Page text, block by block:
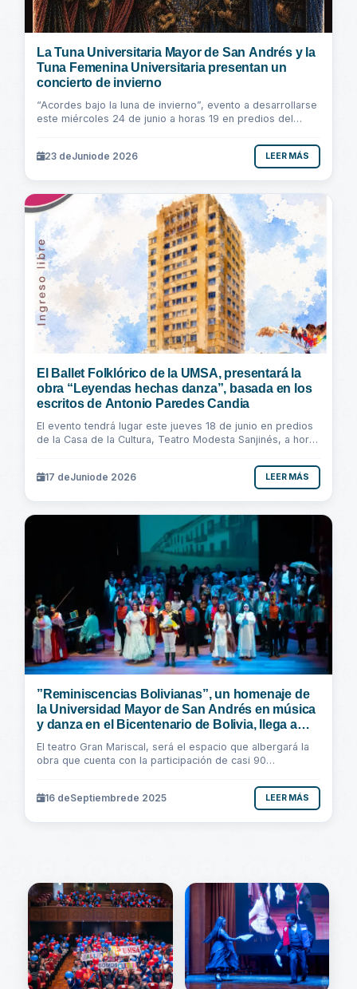
La Tuna Universitaria Mayor de San Andrés y la
Tuna Femenina Universitaria presentan un
concierto de invierno
“Acordes bajo la luna de invierno”, evento a desarrollarse
este miércoles 24 de junio a horas 19 en predios del
23 deJuniode 2026 LEER MÁS
El Ballet Folklórico de la UMSA, presentará la
obra “Leyendas hechas danza”, basada en los
escritos de Antonio Paredes Candia
El evento tendrá lugar este jueves 18 de junio en predios
de la Casa de la Cultura, Teatro Modesta Sanjinés, a horas
17 deJuniode 2026 LEER MÁS
”Reminiscencias Bolivianas”, un homenaje de
la Universidad Mayor de San Andrés en música
y danza en el Bicentenario de Bolivia, llega a
El teatro Gran Mariscal, será el espacio que albergará la
obra que cuenta con la participación de casi 90
16 deSeptiembrede 2025 LEER MÁS